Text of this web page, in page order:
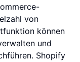
von
können
und
Shopify